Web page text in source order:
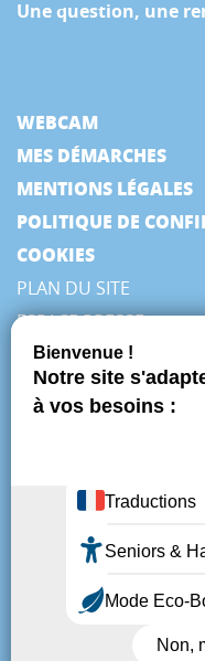
Une question, une
WEBCAM
MES DÉMARCHES
MENTIONS LÉGALES
POLITIQUE DE
COOKIES
PLAN DU SITE
ESPACE PRESSE